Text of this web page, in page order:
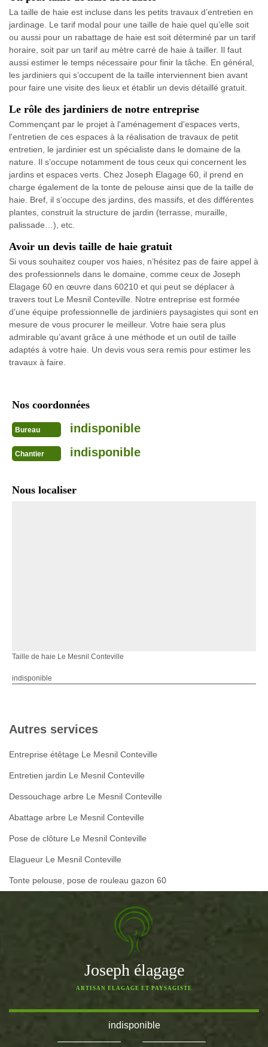
La taille de haie est incluse dans les petits travaux d’entretien en
jardinage. Le tarif modal pour une taille de haie quel qu’elle soit
ou aussi pour un rabattage de haie est soit déterminé par un tarif
horaire, soit par un tarif au mètre carré de haie à tailler. Il faut
aussi estimer le temps nécessaire pour finir la tâche. En général,
les jardiniers qui s’occupent de la taille interviennent bien avant
pour faire une visite des lieux et établir un devis détaillé gratuit.
Le rôle des jardiniers de notre entreprise
Commençant par le projet à l'aménagement d'espaces verts,
l'entretien de ces espaces à la réalisation de travaux de petit
entretien, le jardinier est un spécialiste dans le domaine de la
nature. Il s’occupe notamment de tous ceux qui concernent les
jardins et espaces verts. Chez Joseph Elagage 60, il prend en
charge également de la tonte de pelouse ainsi que de la taille de
haie. Bref, il s’occupe des jardins, des massifs, et des différentes
plantes, construit la structure de jardin (terrasse, muraille,
palissade…), etc.
Avoir un devis taille de haie gratuit
Si vous souhaitez couper vos haies, n’hésitez pas de faire appel à
des professionnels dans le domaine, comme ceux de Joseph
Elagage 60 en œuvre dans 60210 et qui peut se déplacer à
travers tout Le Mesnil Conteville. Notre entreprise est formée
d’une équipe professionnelle de jardiniers paysagistes qui sont en
mesure de vous procurer le meilleur. Votre haie sera plus
admirable qu’avant grâce à une méthode et un outil de taille
adaptés à votre haie. Un devis vous sera remis pour estimer les
travaux à faire.
Nos coordonnées
Bureau indisponible
Chantier indisponible
Nous localiser
Taille de haie Le Mesnil Conteville
indisponible
Autres services
Entreprise étêtage Le Mesnil Conteville
Entretien jardin Le Mesnil Conteville
Dessouchage arbre Le Mesnil Conteville
Abattage arbre Le Mesnil Conteville
Pose de clôture Le Mesnil Conteville
Elagueur Le Mesnil Conteville
Tonte pelouse, pose de rouleau gazon 60
Joseph élagage
ARTISAN ELAGAGE ET PAYSAGISTE
indisponible